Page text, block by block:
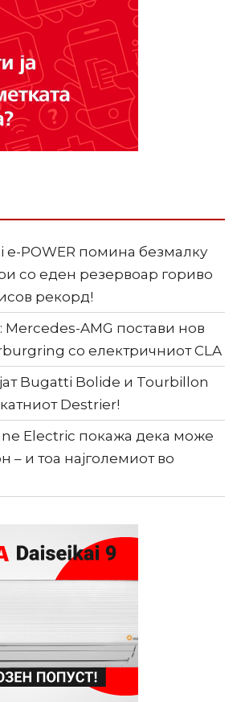
e-POWER помина безмалку
со еден резервоар гориво
рекорд!
AMG постави нов
со електричниот CLA
Bugatti Bolide и Tourbillon
Destrier!
Electric покажа дека може
– и тоа најголемиот во